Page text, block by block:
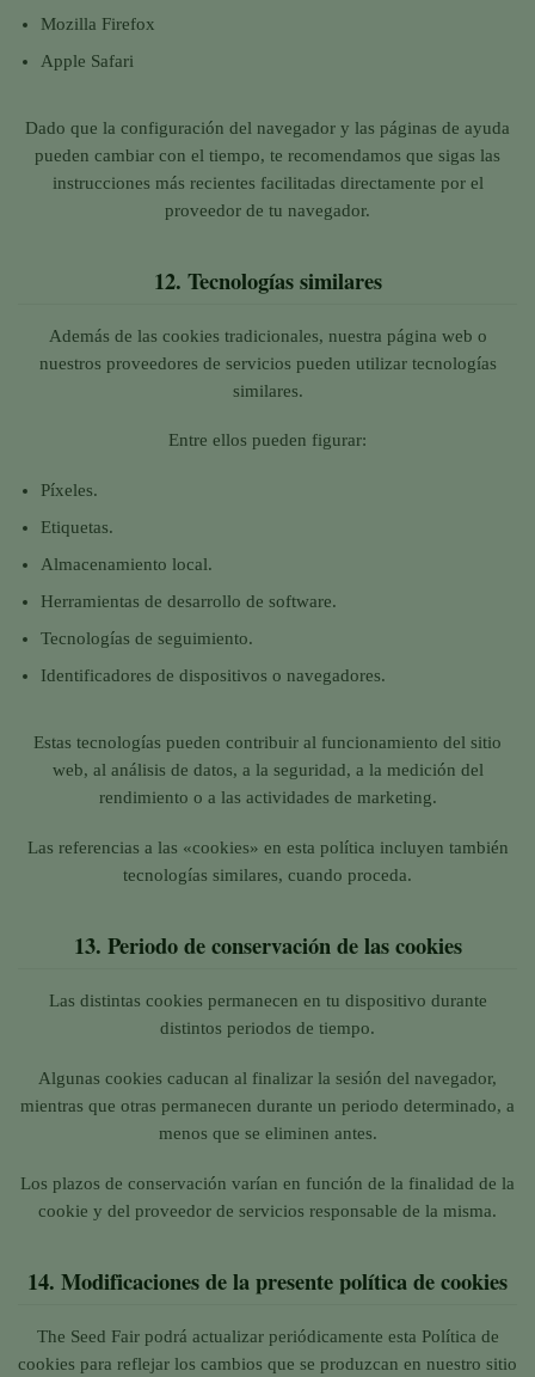
Mozilla Firefox
Apple Safari
Dado que la configuración del navegador y las páginas de ayuda
pueden cambiar con el tiempo, te recomendamos que sigas las
instrucciones más recientes facilitadas directamente por el
proveedor de tu navegador.
12. Tecnologías similares
Además de las cookies tradicionales, nuestra página web o
nuestros proveedores de servicios pueden utilizar tecnologías
similares.
Entre ellos pueden figurar:
Píxeles.
Etiquetas.
Almacenamiento local.
Herramientas de desarrollo de software.
Tecnologías de seguimiento.
Identificadores de dispositivos o navegadores.
Estas tecnologías pueden contribuir al funcionamiento del sitio
web, al análisis de datos, a la seguridad, a la medición del
rendimiento o a las actividades de marketing.
Las referencias a las «cookies» en esta política incluyen también
tecnologías similares, cuando proceda.
13. Periodo de conservación de las cookies
Las distintas cookies permanecen en tu dispositivo durante
distintos periodos de tiempo.
Algunas cookies caducan al finalizar la sesión del navegador,
mientras que otras permanecen durante un periodo determinado, a
menos que se eliminen antes.
Los plazos de conservación varían en función de la finalidad de la
cookie y del proveedor de servicios responsable de la misma.
14. Modificaciones de la presente política de cookies
The Seed Fair podrá actualizar periódicamente esta Política de
cookies para reflejar los cambios que se produzcan en nuestro sitio